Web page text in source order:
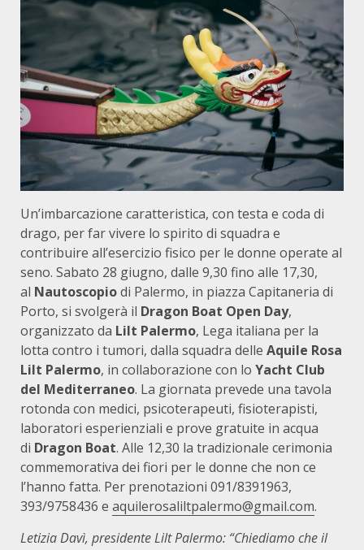
Un’imbarcazione caratteristica, con testa e coda di
drago, per far vivere lo spirito di squadra e
contribuire all’esercizio fisico per le donne operate al
seno. Sabato 28 giugno, dalle 9,30 fino alle 17,30,
al Nautoscopiodi Palermo, in piazza Capitaneria di
Porto, si svolgerà il Dragon Boat Open Day,
organizzato da Lilt Palermo, Lega italiana per la
lotta contro i tumori, dalla squadra delle Aquile Rosa
Lilt Palermo, in collaborazione con lo Yacht Club
del Mediterraneo. La giornata prevede una tavola
rotonda con medici, psicoterapeuti, fisioterapisti,
laboratori esperienziali e prove gratuite in acqua
di Dragon Boat. Alle 12,30 la tradizionale cerimonia
commemorativa dei fiori per le donne che non ce
l’hanno fatta. Per prenotazioni 091/8391963,
393/9758436 e aquilerosaliltpalermo@gmail.com.
Letizia Davì, presidente Lilt Palermo: “Chiediamo che il